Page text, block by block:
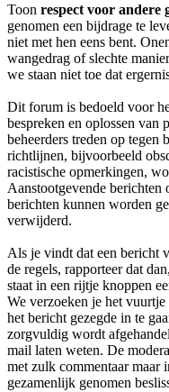
Toon respect voor andere
genomen een bijdrage te
niet met hen eens bent.
wangedrag of slechte
we staan niet toe dat
Dit forum is bedoeld voor
bespreken en oplossen van
beheerders treden op tegen
richtlijnen, bijvoorbeeld
racistische opmerkingen,
Aanstootgevende berichten
berichten kunnen worden
verwijderd.
Als je vindt dat een bericht
de regels, rapporteer dat
staat in een rijtje knoppen
We verzoeken je het
het bericht gezegde in te
zorgvuldig wordt
mail laten weten. De
met zulk commentaar maar
gezamenlijk genomen